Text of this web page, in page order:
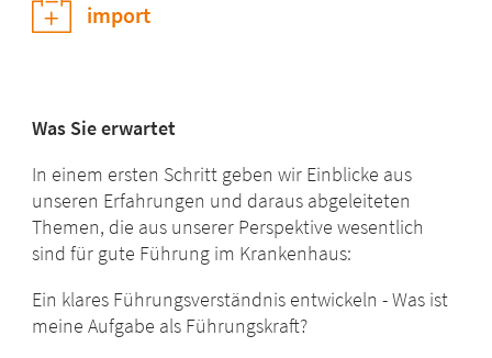
import
Was Sie erwartet
In einem ersten Schritt geben wir Einblicke aus
unseren Erfahrungen und daraus abgeleiteten
Themen, die aus unserer Perspektive wesentlich
sind für gute Führung im Krankenhaus:
Ein klares Führungsverständnis entwickeln - Was ist
meine Aufgabe als Führungskraft?